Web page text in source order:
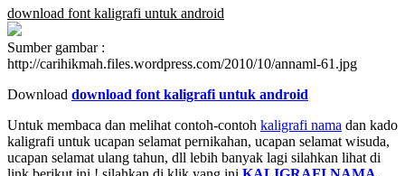
download font kaligrafi untuk android
Sumber gambar :
http://carihikmah.files.wordpress.com/2010/10/annaml-61.jpg
Download download font kaligrafi untuk android
Untuk membaca dan melihat contoh-contoh kaligrafi nama dan kado
kaligrafi untuk ucapan selamat pernikahan, ucapan selamat wisuda,
ucapan selamat ulang tahun, dll lebih banyak lagi silahkan lihat di